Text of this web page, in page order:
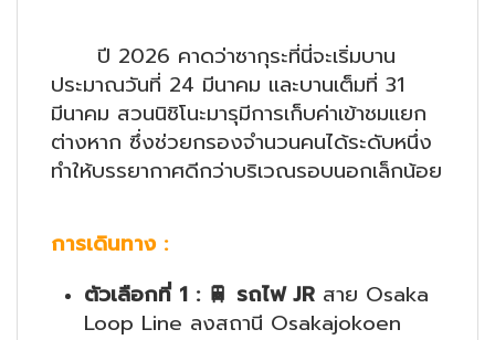
ปี 2026 คาดว่าซากุระที่นี่จะเริ่มบาน
ประมาณวันที่ 24 มีนาคม และบานเต็มที่ 31
มีนาคม สวนนิชิโนะมารุมีการเก็บค่าเข้าชมแยก
ต่างหาก ซึ่งช่วยกรองจำนวนคนได้ระดับหนึ่ง
ทำให้บรรยากาศดีกว่าบริเวณรอบนอกเล็กน้อย
การเดินทาง :
ตัวเลือกที่ 1 : 🚆 รถไฟ JR สาย Osaka
Loop Line ลงสถานี Osakajokoen